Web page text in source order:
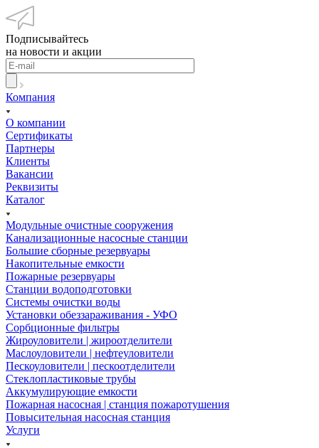
Подписывайтесь
на новости и акции
Компания
О компании
Сертификаты
Партнеры
Клиенты
Вакансии
Реквизиты
Каталог
Модульные очистные сооружения
Канализационные насосные станции
Большие сборные резервуары
Накопительные емкости
Пожарные резервуары
Станции водоподготовки
Системы очистки воды
Установки обеззараживания - УФО
Сорбционные фильтры
Жироуловители | жироотделители
Маслоуловители | нефтеуловители
Пескоуловители | пескоотделители
Стеклопластиковые трубы
Аккумулирующие емкости
Пожарная насосная | станция пожаротушения
Повысительная насосная станция
Услуги